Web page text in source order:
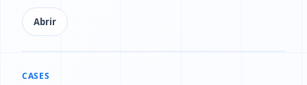
Abrir
CASES